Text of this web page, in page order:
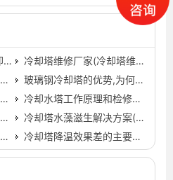
工业用冷却塔(工业用冷却塔厂)
冷却塔维修厂家(冷却塔维修厂家定制)
玻璃钢冷却塔噪音的三种处理方法
玻璃钢冷却塔的优势,为何选择玻璃钢冷却塔？…
横流式闭式冷却塔的适用场所(杭州闭式横流冷却塔批发价…
冷却水塔工作原理和检修方法
如何提高工业冷却塔的工作效率
冷却塔水藻滋生解决方案(冷却塔水藻清除妙招)…
闭式冷却塔换热器结垢怎么办？
冷却塔降温效果差的主要原因